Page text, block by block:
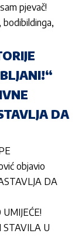
pjevač!
DA
objavio
DA
STAVILA U